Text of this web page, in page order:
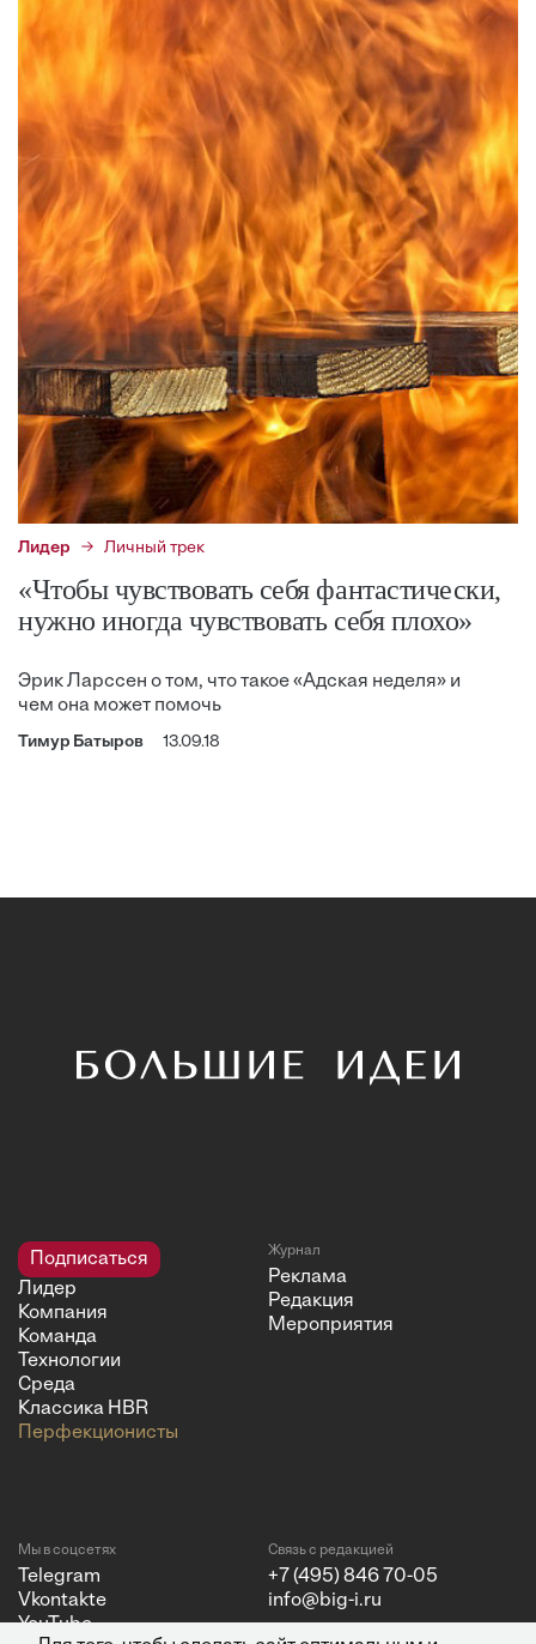
Лидер Личный трек
«Чтобы чувствовать себя фантастически,
нужно иногда чувствовать себя плохо»
Эрик Ларссен о том, что такое «Адская неделя» и
чем она может помочь
Тимур Батыров 13.09.18
Подписаться
Лидер
Компания
Команда
Технологии
Среда
Классика HBR
Перфекционисты
Журнал
Реклама
Редакция
Мероприятия
Мы в соцсетях
Telegram
Vkontakte
YouTube
Связь с редакцией
+7 (495) 846 70-05
info@big-i.ru